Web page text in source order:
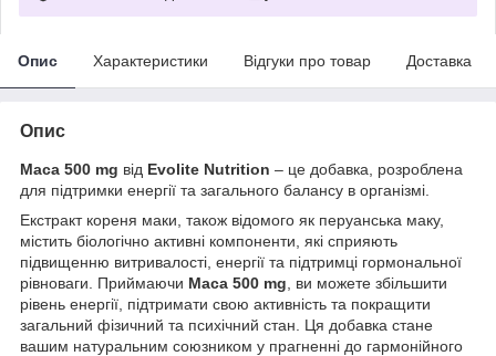
Опис Характеристики Відгуки про товар Доставка
Опис
Maca 500 mg від Evolite Nutrition – це добавка, розроблена
для підтримки енергії та загального балансу в організмі.
Екстракт кореня маки, також відомого як перуанська маку,
містить біологічно активні компоненти, які сприяють
підвищенню витривалості, енергії та підтримці гормональної
рівноваги. Приймаючи Maca 500 mg , ви можете збільшити
рівень енергії, підтримати свою активність та покращити
загальний фізичний та психічний стан. Ця добавка стане
вашим натуральним союзником у прагненні до гармонійного